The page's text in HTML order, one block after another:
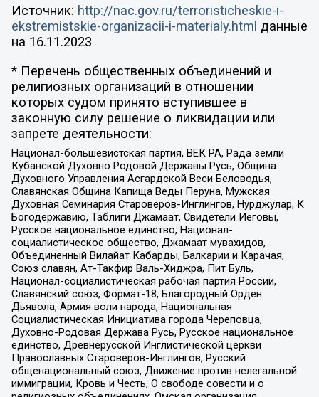
Источник: http://nac.gov.ru/terroristicheskie-i-
ekstremistskie-organizacii-i-materialy.html данные
на 16.11.2023
* Перечень общественных объединений и
религиозных организаций в отношении
которых судом принято вступившее в
законную силу решение о ликвидации или
запрете деятельности:
Национал-большевистская партия, ВЕК РА, Рада земли
Кубанской Духовно Родовой Державы Русь, Община
Духовного Управления Асгардской Веси Беловодья,
Славянская Община Капища Веды Перуна, Мужская
Духовная Семинария Староверов-Инглингов, Нурджулар, К
Богодержавию, Таблиги Джамаат, Свидетели Иеговы,
Русское национальное единство, Национал-
социалистическое общество, Джамаат мувахидов,
Объединенный Вилайат Кабарды, Балкарии и Карачая,
Союз славян, Ат-Такфир Валь-Хиджра, Пит Буль,
Национал-социалистическая рабочая партия России,
Славянский союз, Формат-18, Благородный Орден
Дьявола, Армия воли народа, Национальная
Социалистическая Инициатива города Череповца,
Духовно-Родовая Держава Русь, Русское национальное
единство, Древнерусской Инглистической церкви
Православных Староверов-Инглингов, Русский
общенациональный союз, Движение против нелегальной
иммиграции, Кровь и Честь, О свободе совести и о